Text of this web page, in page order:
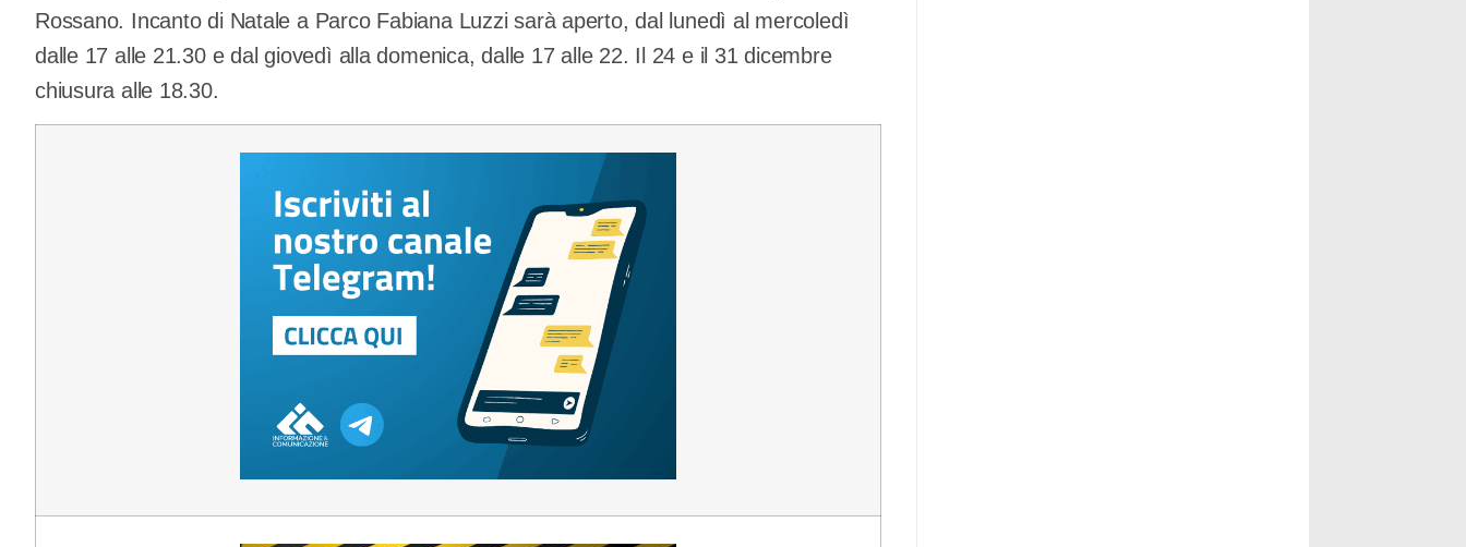
Rossano. Incanto di Natale a Parco Fabiana Luzzi sarà aperto, dal lunedì al mercoledì
dalle 17 alle 21.30 e dal giovedì alla domenica, dalle 17 alle 22. Il 24 e il 31 dicembre
chiusura alle 18.30.